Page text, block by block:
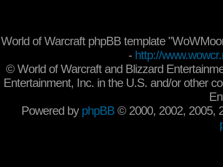
World of Warcraft phpBB template
- http://
©World of Warcraft and Blizzard
Entertainment, Inc. in the U.S. and/or other
Powered by phpBB © 2000, 2002, 2005,